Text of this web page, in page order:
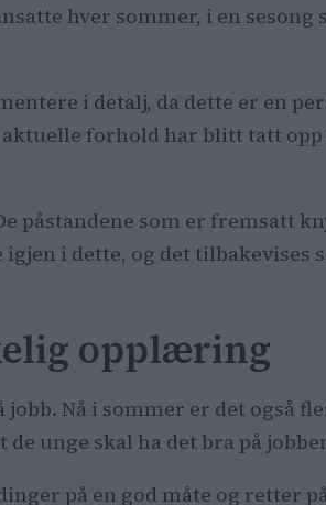
hver sommer, i en sesong
i detalj, da dette er en
forhold har blitt tatt
påstandene som er fremsatt
i dette, og det tilbakevises
opplæring
Nå i sommer er det også
unge skal ha det bra på
på en god måte og retter